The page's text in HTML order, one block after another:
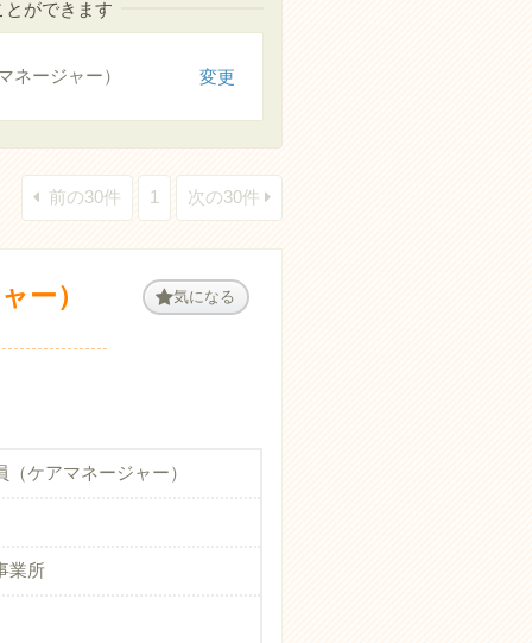
とができます
ネージャー） 変更
前の30件 1 次の30件
ー） 気になる
ケアマネージャー）
業所